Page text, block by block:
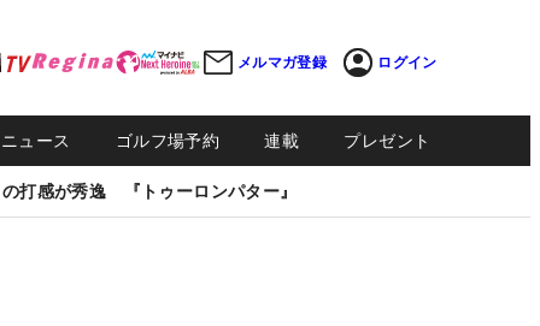
メルマガ登録 ログイン
ュース ゴルフ場予約 連載 プレゼント
打感が秀逸 『トゥーロンパター』